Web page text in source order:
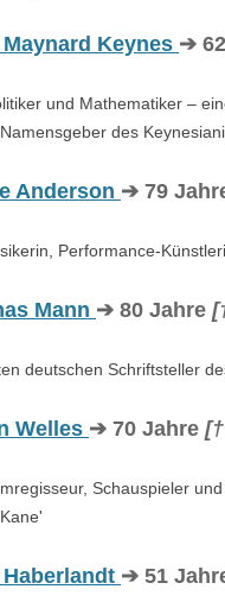
Keynes ➔
und Mathematiker –
des
Anderson ➔ 79
Performance-
Mann ➔ 80 Jahre
deutschen Schriftsteller
Welles ➔ 70 Jahre
Schauspieler
➔ 51